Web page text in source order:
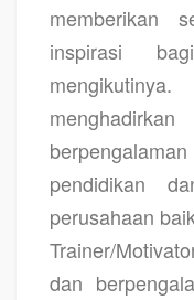
memberikan
inspirasi
mengikutinya.
pendidikan
perusahaan
Trainer/
dan